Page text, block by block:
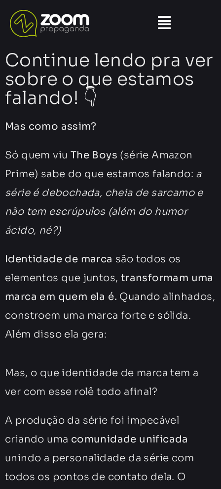
Continue lendo pra ver
sobre o que estamos
falando! 👇
Mas como assim?
Só quem viu The Boys (sérieAmazon
Prime) sabe do que estamos falando: a
série é debochada, cheia de sarcamo e
não tem escrúpulos (além do humor
ácido, né?)
Identidade de marca são todos os
elementos que juntos, transformam uma
marca em quem ela é. Quando alinhados,
constroem uma marca forte e sólida.
Além disso ela gera:
Mas, o que identidade de marca tem a
ver com esse rolê todo afinal?
A produção da série foi impecável
criando uma comunidade unificada
unindo a personalidade da série com
todos os pontos de contato dela. O